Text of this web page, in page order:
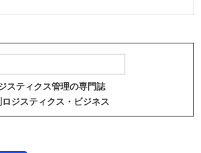
スティクス管理の専門誌
ロジスティクス・ビジネス